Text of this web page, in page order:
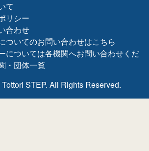
て
リシー
合わせ
ついてのお問い合わせはこちら
については各機関へお問い合わせくだ
・団体一覧
STEP. All Rights Reserved.